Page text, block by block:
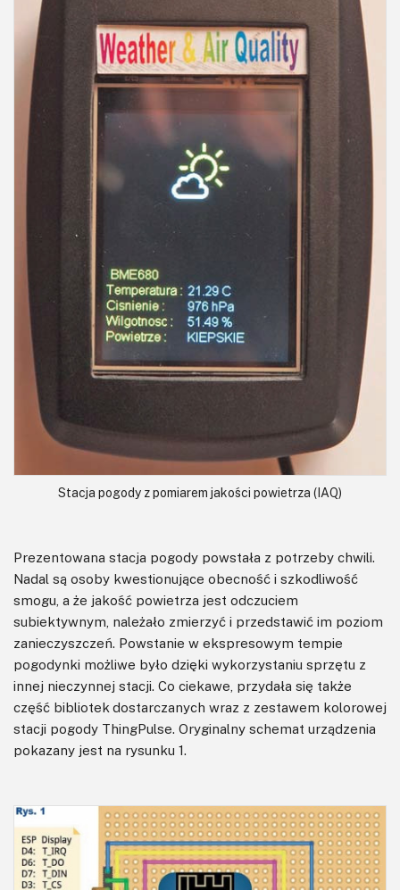
Stacja pogody z pomiarem jakości powietrza (IAQ)
Prezentowana stacja pogody powstała z potrzeby chwili.
Nadal są osoby kwestionujące obecność i szkodliwość
smogu, a że jakość powietrza jest odczuciem
subiektywnym, należało zmierzyć i przedstawić im poziom
zanieczyszczeń. Powstanie w ekspresowym tempie
pogodynki możliwe było dzięki wykorzystaniu sprzętu z
innej nieczynnej stacji. Co ciekawe, przydała się także
część bibliotek dostarczanych wraz z zestawem kolorowej
stacji pogody ThingPulse. Oryginalny schemat urządzenia
pokazany jest na rysunku 1.